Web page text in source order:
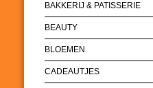
BAKKERIJ & PATISSERIE
BEAUTY
BLOEMEN
CADEAUTJES